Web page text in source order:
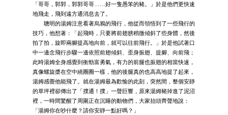
「哥哥，郭郭，郭郭哥哥……好一隻愚笨的豬。」於是他們更快速
地飛走，飛到遠方通消息去了。
聰明的湯姆注意看著烏鴉的飛行，他從而領悟到了一些飛行的
技巧，他想著：「起飛時，只要將前翅膀稍微傾斜了些身體，然後
拍了拍，旋即兩腳提高地向前，就可以往前飛行。」於是他試著口
中一邊念飛行步驟一邊依照前翅傾斜、歪身振翅、提腳、向前飛；
此時湯姆全身感覺到衝勁富勇氣，有力的前腿也振翅的相當快速，
真像螺旋槳在空中繞圈圈一樣，他的後腿真的也高高地提了起來，
湯姆感覺他能飛了。就在湯姆最為歡愉的此刻，突然間，整個安靜
的草坪裡卻傳出了「撲通！撲」一聲巨響，原來湯姆豬掉進了泥沼
裡，一時間驚醒了周圍正在沉睡的動物們，大家抬頭齊聲地說：
「湯姆你在吵什麼？請你安靜一點好嗎？」